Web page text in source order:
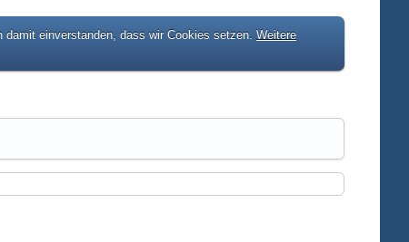
einverstanden, dass wir Cookies setzen. Weitere